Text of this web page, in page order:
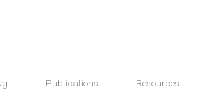
Publications Resources